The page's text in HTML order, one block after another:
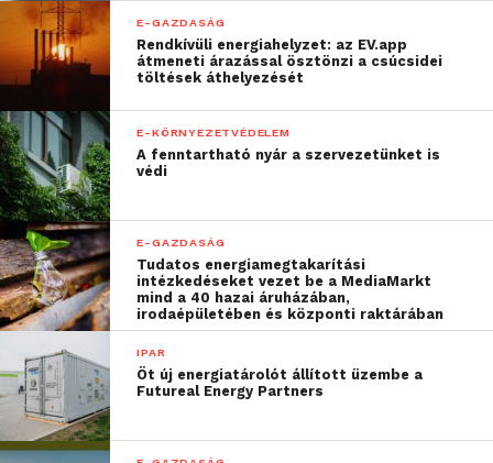
ikonikus és az absztrakt jelek között. Az ikonikus
jelek könnyebben megjegyezhetőek, mert van
kapcsolat a jel és a jelentés között, míg az absztrakt
jeleknél ez a kapcsolat nincsen meg.
könnyebb tanulás érdekében minden jelhez képet
és leírást is kapcsolt, megkönnyítve ezzel azok
megjegyzését.
A nemzetközi versenyeken szereplő fiatal
tehetségek utazását a Magyar Tehetségsegítő
Szervezetek Szövetsége (MATEHETSZ) fedezi.
E-GAZDASÁG
Rendkívüli energiahelyzet: az EV.app
átmeneti árazással ösztönzi a csúcsidei
töltések áthelyezését
E-KÖRNYEZETVÉDELEM
A fenntartható nyár a szervezetünket is
védi
E-GAZDASÁG
Tudatos energiamegtakarítási
intézkedéseket vezet be a MediaMarkt
mind a 40 hazai áruházában,
irodaépületében és központi raktárában
IPAR
Öt új energiatárolót állított üzembe a
Futureal Energy Partners